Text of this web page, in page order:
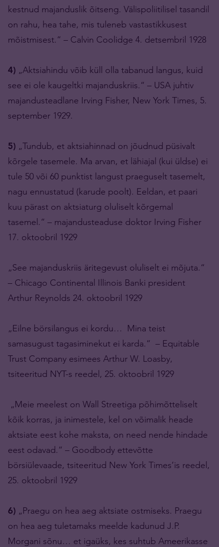
kestnud majanduslik õitseng. Välispoliitilisel tasandil
on rahu, hea tahe, mis tuleneb vastastikkusest
mõistmisest.“ – Calvin Coolidge 4. detsembril 1928
4) „Aktsiahindu võib küll olla tabanud langus, kuid
see ei ole kaugeltki majanduskriis.“ – USA juhtiv
majandusteadlane Irving Fisher, New York Times, 5.
september 1929.
5) „Tundub, et aktsiahinnad on jõudnud püsivalt
kõrgele tasemele. Ma arvan, et lähiajal (kui üldse) ei
tule 50 või 60 punktist langust praeguselt tasemelt,
nagu ennustatud (karude poolt). Eeldan, et paari
kuu pärast on aktsiaturg oluliselt kõrgemal
tasemel.“ – majandusteaduse doktor Irving Fisher
17. oktoobril 1929
„See majanduskriis äritegevust oluliselt ei mõjuta.“
– Chicago Continental Illinois Banki president
Arthur Reynolds 24. oktoobril 1929
„Eilne börsilangus ei kordu… Mina teist
samasugust tagasiminekut ei karda.“ – Equitable
Trust Company esimees Arthur W. Loasby,
tsiteeritud NYT-s reedel, 25. oktoobril 1929
„Meie meelest on Wall Streetiga põhimõtteliselt
kõik korras, ja inimestele, kel on võimalik heade
aktsiate eest kohe maksta, on need nende hindade
eest odavad.“ – Goodbody ettevõtte
börsiülevaade, tsiteeritud New York Times’is reedel,
25. oktoobril 1929
6) „Praegu on hea aeg aktsiate ostmiseks. Praegu
on hea aeg tuletamaks meelde kadunud J.P.
Morgani sõnu… et igaüks, kes suhtub Ameerikasse